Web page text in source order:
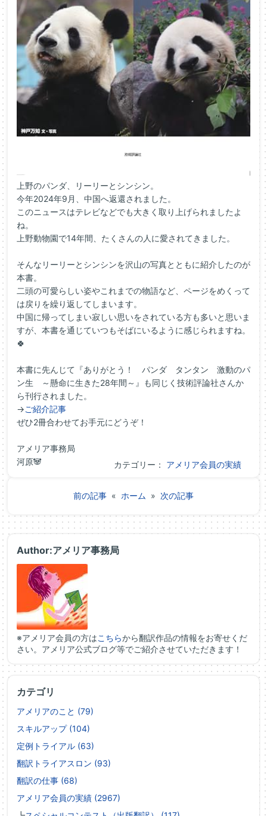
上野のパンダ、リーリーとシンシン。
今年2024年9月、中国へ返還されました。
このニュースはテレビなどでも大きく取り上げられましたよ
ね。
上野動物園で14年間、たくさんの人に愛されてきました。
そんなリーリーとシンシンを沢山の写真とともに紹介したのが
本書。
二頭の可愛らしい姿やこれまでの物語など、ページをめくって
は戻りを繰り返してしまいます。
中国に帰ってしまい寂しい思いをされている方も多いと思いま
すが、本書を通じていつもそばにいるように感じられますね。
🍀
本書に先んじて『ありがとう！ パンダ タンタン 激動のパ
ン生 ～懸命に生きた28年間～』も同じく技術評論社さんか
ら刊行されました。
→ご紹介記事
ぜひ2冊合わせてお手元にどうぞ！
アメリア事務局
河原🐼
カテゴリー： アメリア会員の実績
前の記事 « ホーム » 次の記事
Author:アメリア事務局
※アメリア会員の方はこちらから翻訳作品の情報をお寄せくだ
さい。アメリア公式ブログ等でご紹介させていただきます！
カテゴリ
アメリアのこと (79)
スキルアップ (104)
定例トライアル (63)
翻訳トライアスロン (93)
翻訳の仕事 (68)
アメリア会員の実績 (2967)